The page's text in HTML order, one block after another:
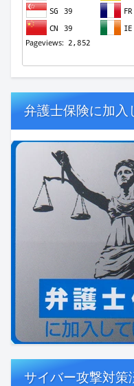
弁護士保険に加入
サイバー攻撃対策